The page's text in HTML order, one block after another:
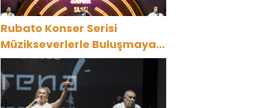
Rubato Konser Serisi
Müzikseverlerle Buluşmaya
Devam Ediyor